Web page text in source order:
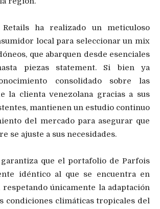
ha realizado un meticuloso
local para seleccionar un mix
que abarquen desde esenciales
piezas statement. Si bien ya
consolidado sobre las
la clienta venezolana gracias a sus
mantienen un estudio continuo
del mercado para asegurar que
se ajuste a sus necesidades.
garantiza que el portafolio de Parfois
idéntico al que se encuentra en
respetando únicamente la adaptación
condiciones climáticas tropicales del